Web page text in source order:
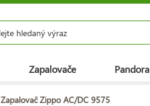
Zapalovače Pandora
Zapalovač Zippo AC/DC 9575